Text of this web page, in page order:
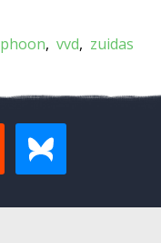
vvd zuidas